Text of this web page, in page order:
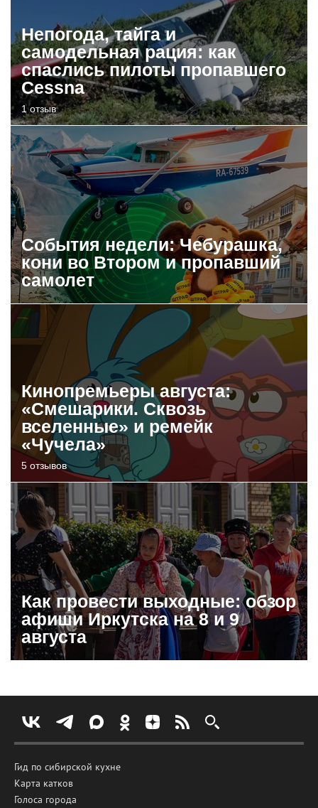
Непогода, тайга и
самодельная рация: как
спаслись пилоты пропавшего
Cessna
1 отзыв
События недели: Чебурашка,
кони во Втором и пропавший
самолет
Кинопремьеры августа:
«Смешарики. Сквозь
вселенные» и ремейк
«Чучела»
5 отзывов
Как провести выходные: обзор
афиши Иркутска на 8 и 9
августа
Гид по сибирской кухне
Карта катков
Голоса города